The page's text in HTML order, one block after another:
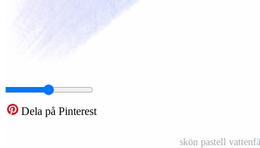
Dela på Pinterest
skön pastell